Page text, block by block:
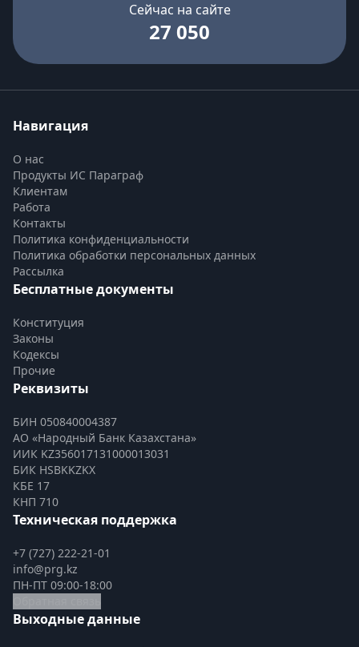
Сейчас на сайте
27 050
Навигация
О нас
Продукты ИС Параграф
Клиентам
Работа
Контакты
Политика конфиденциальности
Политика обработки персональных данных
Рассылка
Бесплатные документы
Конституция
Законы
Кодексы
Прочие
Реквизиты
БИН 050840004387
АО «Народный Банк Казахстана»
ИИК KZ356017131000013031
БИК HSBKKZKX
КБЕ 17
КНП 710
Техническая поддержка
+7 (727) 222-21-01
info@prg.kz
ПН-ПТ 09:00-18:00
Выходные данные